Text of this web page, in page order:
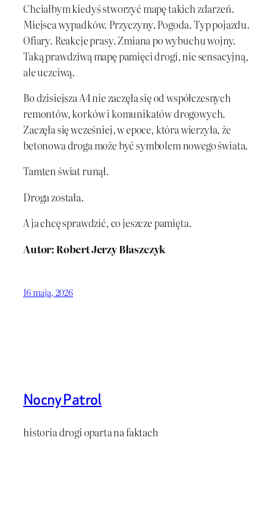
Chciałbym kiedyś stworzyć mapę takich zdarzeń.
Miejsca wypadków. Przyczyny. Pogoda. Typ pojazdu.
Ofiary. Reakcje prasy. Zmiana po wybuchu wojny.
Taką prawdziwą mapę pamięci drogi, nie sensacyjną,
ale uczciwą.
Bo dzisiejsza A4 nie zaczęła się od współczesnych
remontów, korków i komunikatów drogowych.
Zaczęła się wcześniej, w epoce, która wierzyła, że
betonowa droga może być symbolem nowego świata.
Tamten świat runął.
Droga została.
A ja chcę sprawdzić, co jeszcze pamięta.
Autor: Robert Jerzy Błaszczyk
16 maja, 2026
Nocny Patrol
historia drogi oparta na faktach